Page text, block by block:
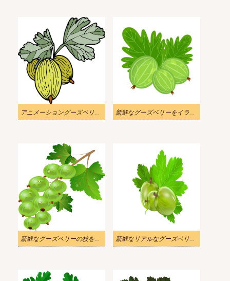
アニメーショングーズベリーのイラスト 新鮮なグーズベリーをイラストします
新鮮なグーズベリーの枝をイラストします 新鮮なリアルなグーズベリーをイラストします